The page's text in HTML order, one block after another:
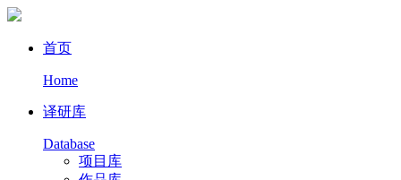
首页
Home
译研库
Database
项目库